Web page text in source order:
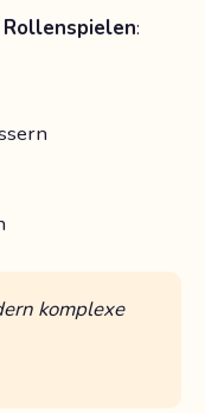
:
komplexe